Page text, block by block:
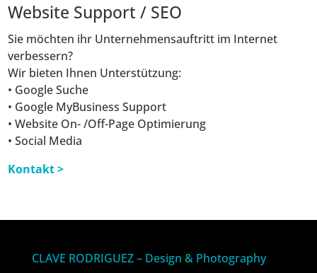
Website Support / SEO
Sie möchten ihr Unternehmensauftritt im Internet
verbessern?
Wir bieten Ihnen Unterstützung:
• Google Suche
• Google MyBusiness Support
• Website On- /Off-Page Optimierung
• Social Media
Kontakt >
CLAVE RODRIGUEZ – Design & Photography